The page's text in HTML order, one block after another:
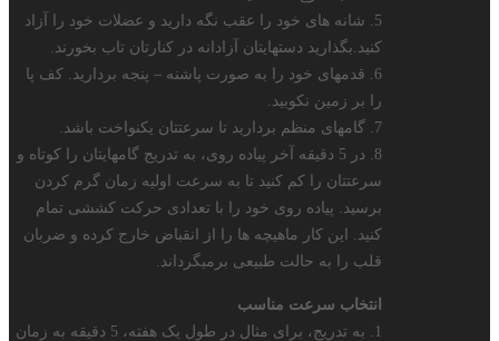
5. شانه های خود را عقب نگه دارید و عضلات خود را آزاد
کنید.بگذارید دستهایتان آزادانه در کنارتان تاب بخورند.
6. قدمهای خود را به صورت پاشنه – پنجه بردارید. کف پا
را بر زمین نکوبید.
7. گامهای منظم بردارید تا سرعتتان یکنواخت باشد.
8. در 5 دقیقه آخر پیاده روی، به تدریج گامهایتان را کوتاه و
سرعتتان را کم کنید تا به سرعت اولیه زمان گرم کردن
برسید. پیاده روی خود را با تعدادی حرکت کششی تمام
کنید. این کار ماهیچه ها را از انقباض خارج کرده و ضربان
قلب را به حالت طبیعی برمیگرداند.
انتخاب سرعت مناسب
1. به تدریج، برای مثال در طول یک هفته، 5 دقیقه به زمان